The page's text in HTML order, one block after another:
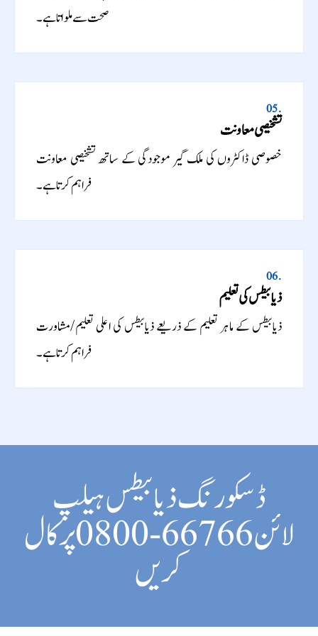
صحت سے ملواتا ہے۔
05.
تشخیصی معاونت
خصوصی ڈاکٹروں کی ملک گیر موجودگی کے ساتھ تشخیصی معاونت
فراہم کرتا ہے۔
06.
ذیابیطس کی تعلیم
ذیابیطس کے ماہر تعلیم کے ذریعے ذیابیطس کی اعلی تعلیم/مشاورت
فراہم کرتا ہے۔
ڈسکورنگ ذیابیطس ہیلپ
لائن 66766-0800 پر کال
کریں